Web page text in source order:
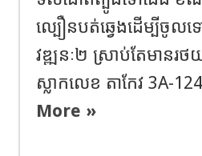
ល្បឿនបត់ឆ្វេងដើម្បីចូល
វឌ្ឍនៈ២ ស្រាប់តែមាន
ស្លាកលេខ តាកែវ 3A-
More »